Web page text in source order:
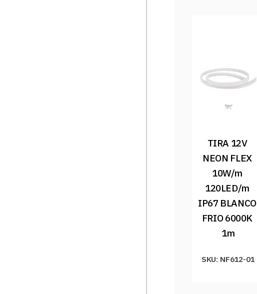
TIRA 12V
NEON FLEX
10W/m
120LED/m
IP67 BLANCO
FRIO 6000K
1m
SKU: NF612-01